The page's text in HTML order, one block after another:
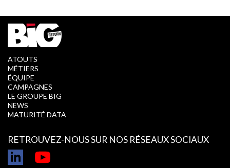
ATOUTS
MÉTIERS
ÉQUIPE
CAMPAGNES
LE GROUPE BIG
NEWS
MATURITÉ DATA
RETROUVEZ-NOUS SUR NOS RÉSEAUX SOCIAUX